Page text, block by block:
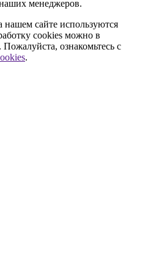
менеджеров.
нашем сайте используются
cookies можно в
ознакомьтесь с
.